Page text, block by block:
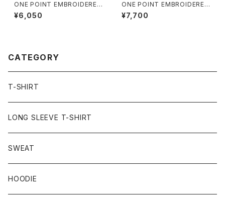
ONE POINT EMBROIDERED
¥6,050
ONE POINT EMBROIDERED
“beer” MULTI BORDER HS
¥7,700
CATEGORY
T-SHIRT
LONG SLEEVE T-SHIRT
SWEAT
HOODIE